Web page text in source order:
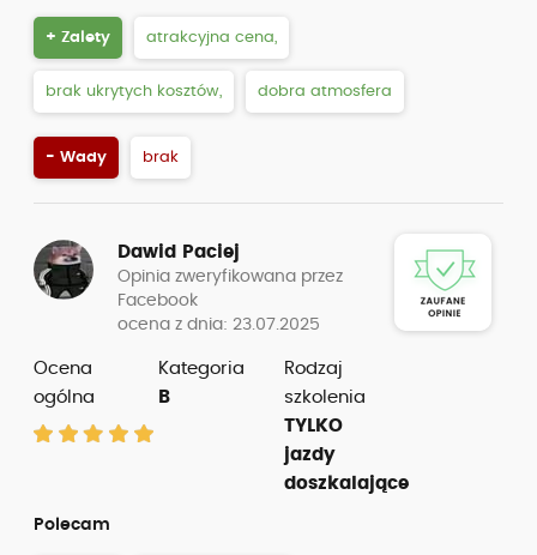
+ Zalety atrakcyjna cena,
brak ukrytych kosztów, dobra atmosfera
- Wady brak
Dawid Paciej
Opinia zweryfikowana przez
Facebook
ocena z dnia: 23.07.2025
Ocena
ogólna
Kategoria
B
Rodzaj
szkolenia
TYLKO
jazdy
doszkalające
Polecam